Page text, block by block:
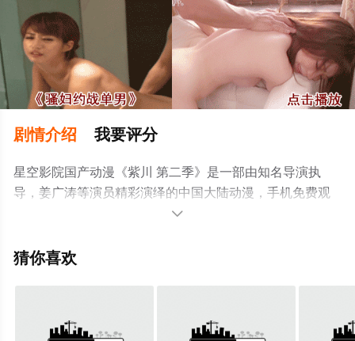
剧情介绍 我要评分
星空影院国产动漫《紫川 第二季》是一部由知名导演执
导，姜广涛等演员精彩演绎的中国大陆动漫，手机免费观
看高清无删减完整版动漫全集就上星空影视，更多相关信

猜你喜欢